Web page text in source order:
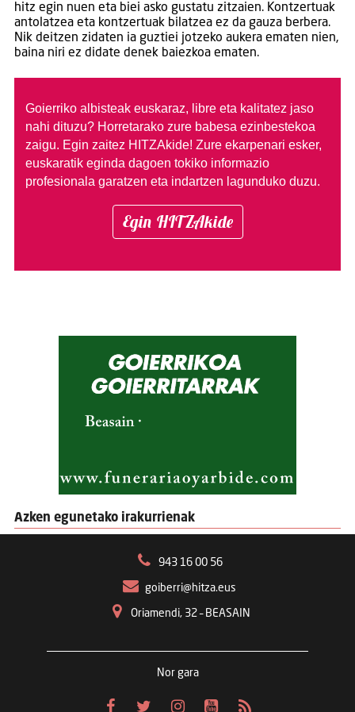
hitz egin nuen eta biei asko gustatu zitzaien. Kontzertuak
antolatzea eta kontzertuak bilatzea ez da gauza berbera.
Nik deitzen zidaten ia guztiei jotzeko aukera ematen nien,
baina niri ez didate denek baiezkoa ematen.
Goierriko albisteak euskaraz, libre eta kalitatez jaso
nahi dituzu? Horretarako zure babesa ezinbestekoa
zaigu. Egin zaitez HITZAkide! Zure ekarpenari esker,
euskaratik eginda dagoen tokiko informazio
profesionala garatzen eta indartzen lagunduko duzu.
Egin HITZAkide
Azken egunetako irakurrienak
943 16 00 56
goiberri@hitza.eus
Oriamendi, 32 – BEASAIN
Nor gara